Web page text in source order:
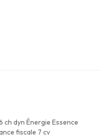
ch dyn Énergie Essence
fiscale 7 cv